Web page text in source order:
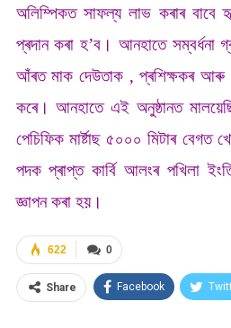
অলিম্পিকত সাফল্য লাভ কৰাৰ বাবে
প্ৰদান কৰা হ’ব। আনহাতে সম্বৰ্ধনা
আঁৰত মাক দেউতাক , প্ৰশিক্ষকৰ আৰু
কৰে। আনহাতে এই অনুষ্ঠানত
পেচিফিক মাৰ্ষ্টাছ ৫০০০ মিটাৰ বেগত
পদক প্ৰাপ্ত কাৰ্বি আলংৰ পখিলা
জ্ঞাপন কৰা হয়।
0
622
Share Facebook